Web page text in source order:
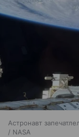
Астронавт
/ NASA